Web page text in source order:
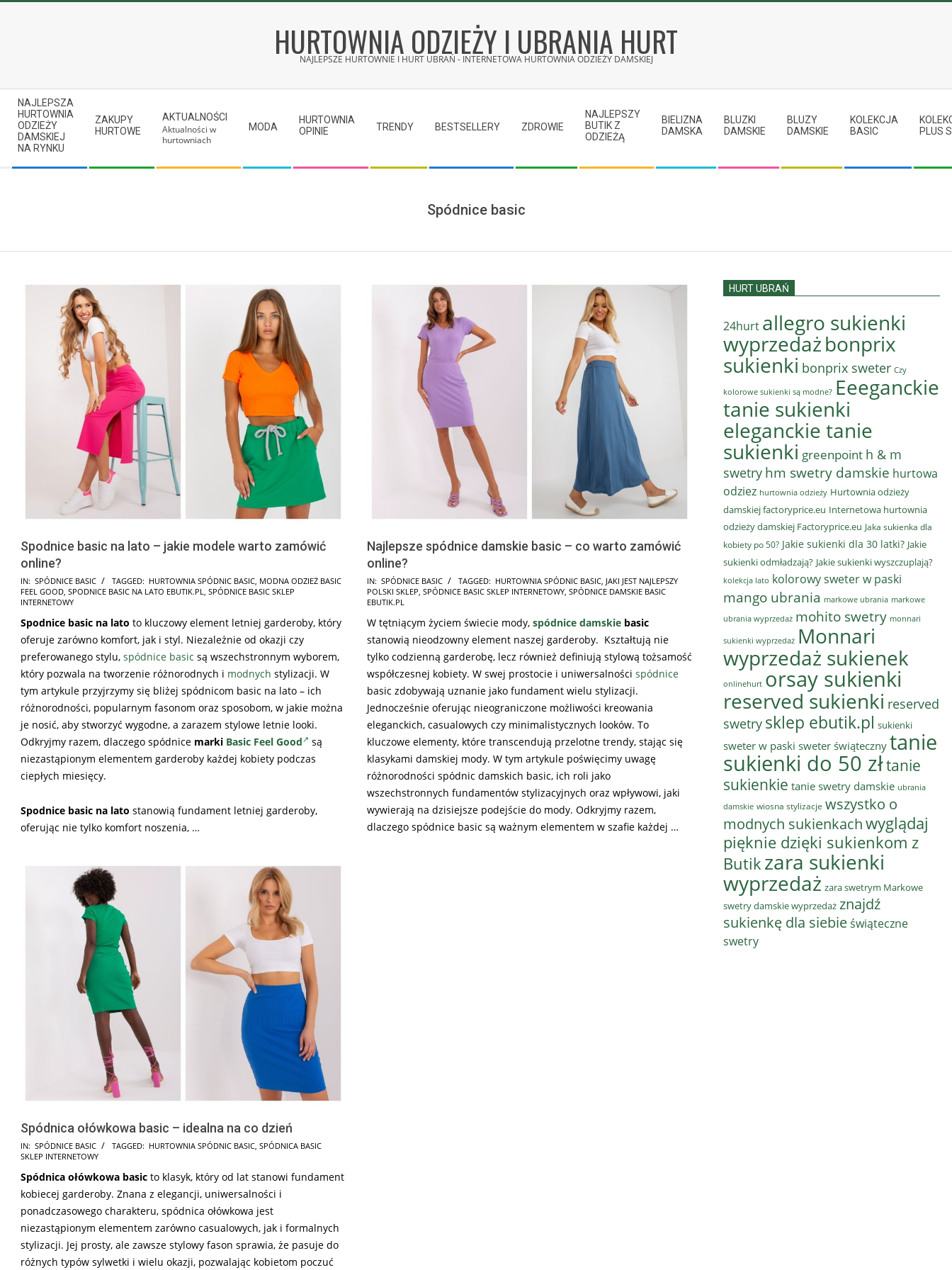
HURTOWNIA ODZIEŻY I UBRANIA HURT
NAJLEPSZE HURTOWNIE I HURT UBRAŃ - INTERNETOWA HURTOWNIA ODZIEŻY DAMSKIEJ
Secondary
Navigation
Menu
NAJLEPSZA
HURTOWNIA
ODZIEŻY
DAMSKIEJ
NA RYNKU
ZAKUPY
HURTOWE
AKTUALNOŚCI
Aktualności w
hurtowniach
MODA
HURTOWNIA
OPINIE
TRENDY BESTSELLERY ZDROWIE
NAJLEPSZY
BUTIK Z
ODZIEŻĄ
BIELIZNA
DAMSKA
BLUZKI
DAMSKIE
BLUZY
DAMSKIE
KOLEKCJA
BASIC
PLUS
Spódnice basic
Spodnice basic na lato – jakie modele warto zamówić
online?
2025-
10-
IN: SPÓDNICE BASIC TAGGED: HURTOWNIA SPÓDNIC BASIC, MODNA ODZIEŻ BASIC
FEEL GOOD, SPODNICE BASIC NA LATO EBUTIK.PL, SPÓDNICE BASIC SKLEP
INTERNETOWY
Spodnice basic na lato to kluczowy element letniej garderoby, który
oferuje zarówno komfort, jak i styl. Niezależnie od okazji czy
preferowanego stylu, spódnice basic są wszechstronnym wyborem,
który pozwala na tworzenie różnorodnych i modnych stylizacji. W
tym artykule przyjrzymy się bliżej spódnicom basic na lato – ich
różnorodności, popularnym fasonom oraz sposobom, w jakie można
je nosić, aby stworzyć wygodne, a zarazem stylowe letnie looki.
Odkryjmy razem, dlaczego spódnice marki Basic Feel Good
są
niezastąpionym elementem garderoby każdej kobiety podczas
ciepłych miesięcy.
Spodnice basic na lato stanowią fundament letniej garderoby,
oferując nie tylko komfort noszenia, …
Najlepsze spódnice damskie basic – co warto zamówić
online?
2025-
09-
IN: SPÓDNICE BASIC TAGGED: HURTOWNIA SPÓDNIC BASIC, JAKI JEST NAJLEPSZY
POLSKI SKLEP, SPÓDNICE BASIC SKLEP INTERNETOWY, SPÓDNICE DAMSKIE BASIC
EBUTIK.PL
W tętniącym życiem świecie mody, spódnice damskie basic
stanowią nieodzowny element naszej garderoby. Kształtują nie
tylko codzienną garderobę, lecz również definiują stylową tożsamość
współczesnej kobiety. W swej prostocie i uniwersalności spódnice
basic zdobywają uznanie jako fundament wielu stylizacji.
Jednocześnie oferując nieograniczone możliwości kreowania
eleganckich, casualowych czy minimalistycznych looków. To
kluczowe elementy, które transcendują przelotne trendy, stając się
klasykami damskiej mody. W tym artykule poświęcimy uwagę
różnorodności spódnic damskich basic, ich roli jako
wszechstronnych fundamentów stylizacyjnych oraz wpływowi, jaki
wywierają na dzisiejsze podejście do mody. Odkryjmy razem,
dlaczego spódnice basic są ważnym elementem w szafie każdej …
Spódnica ołówkowa basic – idealna na co dzień
2025-
06-
15
IN: SPÓDNICE BASIC TAGGED: HURTOWNIA SPÓDNIC BASIC SPÓDNICA BASIC
SKLEP INTERNETOWY
Spódnica ołówkowa basic to klasyk, który od lat stanowi fundament
kobiecej garderoby. Znana z elegancji, uniwersalności i
ponadczasowego charakteru, spódnica ołówkowa jest
niezastąpionym elementem zarówno casualowych, jak i formalnych
stylizacji. Jej prosty, ale zawsze stylowy fason sprawia, że pasuje do
różnych typów sylwetki i wielu okazji, pozwalając kobietom poczuć
HURT UBRAŃ
24hurt allegro sukienki
wyprzedażbonprix
sukienki bonprix sweter Czy
kolorowe sukienki są modne? Eeeganckie
tanie sukienki
eleganckie tanie
sukienki greenpoint h & m
swetry hm swetry damskie hurtowa
odziez hurtownia odzieży Hurtownia odzieży
damskiej factoryprice.eu Internetowa hurtownia
odzieży damskiej Factoryprice.eu Jaka sukienka dla
kobiety po 50? Jakie sukienki dla 30 latki? Jakie
sukienki odmładzają? Jakie sukienki wyszczuplają?
kolekcja lato kolorowy sweter w paski
mango ubrania markowe ubrania markowe
ubrania wyprzedaż mohito swetry monnari
sukienki wyprzedaż Monnari
wyprzedaż sukienek
onlinehurt orsay sukienki
reserved sukienki reserved
swetry sklep ebutik.pl sukienki
sweter w paski sweter świątecznytanie
sukienki do 50 złtanie
sukienkie tanie swetry damskie ubrania
damskie wiosna stylizacje wszystko o
modnych sukienkachwyglądaj
pięknie dzięki sukienkom z
Butik zara sukienki
wyprzedaż zara swetrym Markowe
swetry damskie wyprzedaż znajdź
sukienkę dla siebieświąteczne
swetry